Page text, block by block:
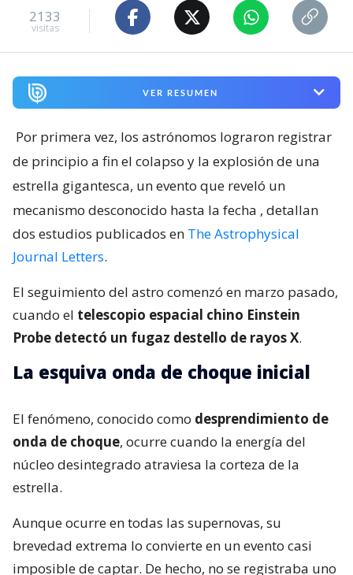
2133
visitas
VER RESUMEN
Por primera vez, los astrónomos lograron registrar
de principio a fin el colapso y la explosión de una
estrella gigantesca, un evento que reveló un
mecanismo desconocido hasta la fecha , detallan
dos estudios publicados en The Astrophysical
Journal Letters.
El seguimiento del astro comenzó en marzo pasado,
cuando el telescopio espacial chino Einstein
Probe detectó un fugaz destello de rayos X.
La esquiva onda de choque inicial
El fenómeno, conocido como desprendimiento de
onda de choque, ocurre cuando la energía del
núcleo desintegrado atraviesa la corteza de la
estrella.
Aunque ocurre en todas las supernovas, su
brevedad extrema lo convierte en un evento casi
imposible de captar. De hecho, no se registraba uno